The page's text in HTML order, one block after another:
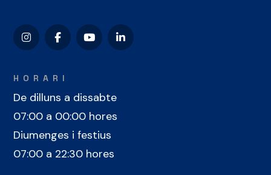
HORARI
De dilluns a dissabte
07:00 a 00:00 hores
Diumenges i festius
07:00 a 22:30 hores